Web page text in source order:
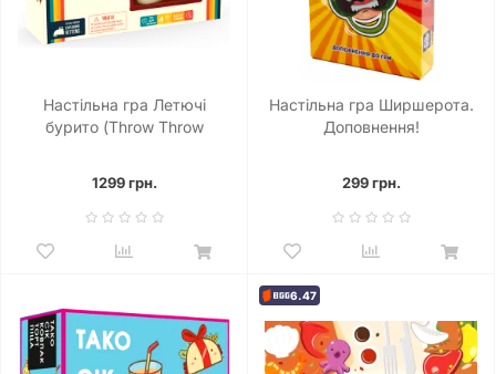
Настільна гра Летючі
бурито (Throw Throw
1299 грн.
Настільна гра Ширшерота.
Доповнення!
299 грн.
6.47